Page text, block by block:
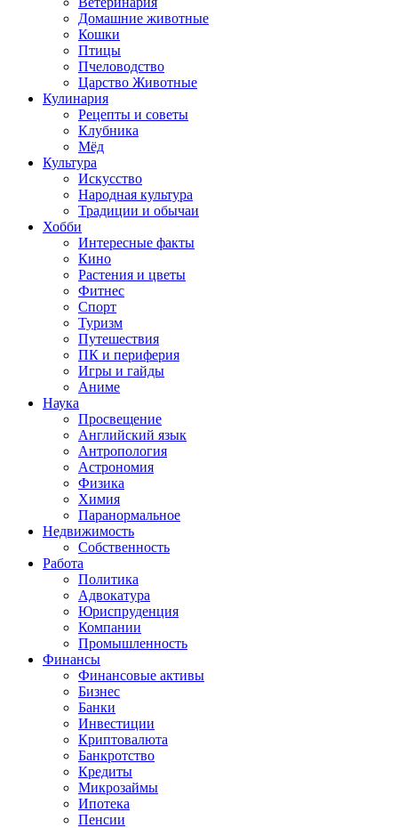
Домашние животные
Кошки
Птицы
Пчеловодство
Царство Животные
Кулинария
Рецепты и советы
Клубника
Мёд
Культура
Искусство
Народная культура
Традиции и обычаи
Хобби
Интересные факты
Кино
Растения и цветы
Фитнес
Спорт
Туризм
Путешествия
ПК и периферия
Игры и гайды
Аниме
Наука
Просвещение
Английский язык
Антропология
Астрономия
Физика
Химия
Паранормальное
Недвижимость
Собственность
Работа
Политика
Адвокатура
Юриспруденция
Компании
Промышленность
Финансы
Финансовые активы
Бизнес
Банки
Инвестиции
Криптовалюта
Банкротство
Кредиты
Микрозаймы
Ипотека
Пенсии